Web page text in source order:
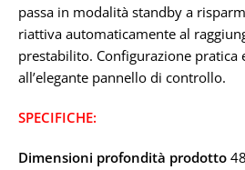
passa in modalità standby a
riattiva automaticamente al
prestabilito. Configurazione pratica
all’elegante pannello di controllo.
SPECIFICHE:
Dimensioni profondità prodotto